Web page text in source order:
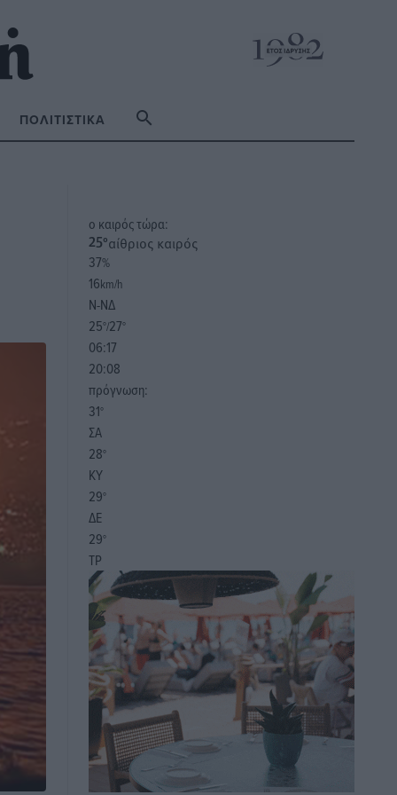
ΠΟΛΙΤΙΣΤΙΚΆ
o καιρός τώρα:
25°αίθριος καιρός
37%
16km/h
Ν-ΝΔ
25°/27°
06:17
20:08
πρόγνωση:
31°
ΣΑ
28°
ΚΥ
29°
ΔΕ
29°
ΤΡ